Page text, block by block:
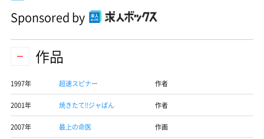
Sponsored by
作品
1997年 超速スピナー 作者
2001年 焼きたて!!ジャぱん 作者
2007年 最上の命医 作画